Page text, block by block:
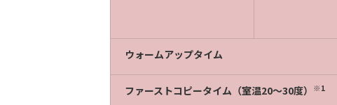
ウォームアップタイム
ファーストコピータイム（室温20～30度） ※1